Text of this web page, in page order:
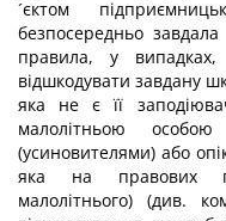
´єктом
безпосередньо
правила, у випадках,
відшкодувати завдану
яка не є її
малолітньою особою
(усиновителями) або
яка на правових
малолітнього) (див.